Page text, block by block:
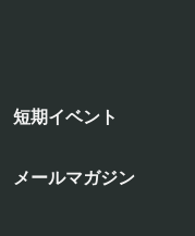
短期イベント
メールマガジン